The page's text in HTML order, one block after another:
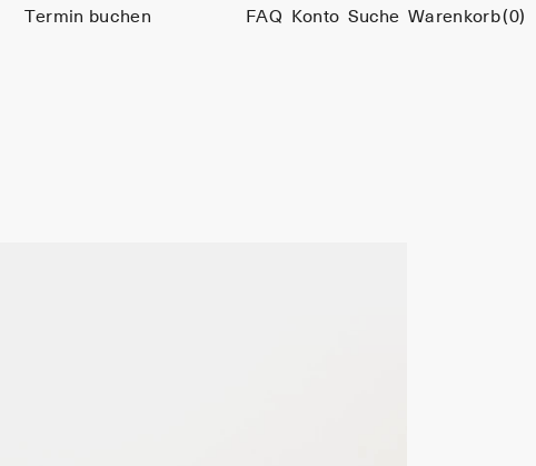
Termin buchen FAQ Konto Suche Warenkorb(0)